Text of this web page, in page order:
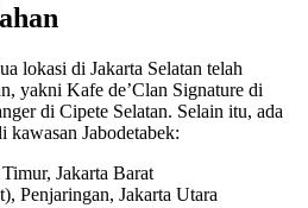
lokasi di Jakarta Selatan telah
yakni Kafe de’Clan Signature di
di Cipete Selatan. Selain itu, ada
Jabodetabek:
Jakarta Barat
Penjaringan, Jakarta Utara